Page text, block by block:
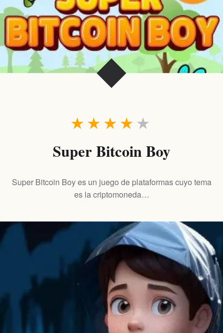
★
★
★
★
★
Super Bitcoin Boy
Super Bitcoin Boy es un juego de plataformas cuyo tema
es la criptomoneda…